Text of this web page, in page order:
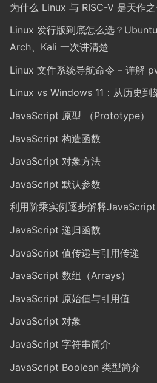
为什么 Linux 与 RISC-V 是天作之
Linux 发行版到底怎么选？
Arch、Kali 一次讲清楚
Linux 文件系统导航命令 – 详解
Linux vs Windows 11：从历史到
JavaScript 原型 （Prototype）
JavaScript 构造函数
JavaScript 对象方法
JavaScript 默认参数
利用阶乘实例逐步解释
JavaScript 递归函数
JavaScript 值传递与引用传递
JavaScript 数组（Arrays）
JavaScript 原始值与引用值
JavaScript 对象
JavaScript 字符串简介
JavaScript Boolean 类型简介